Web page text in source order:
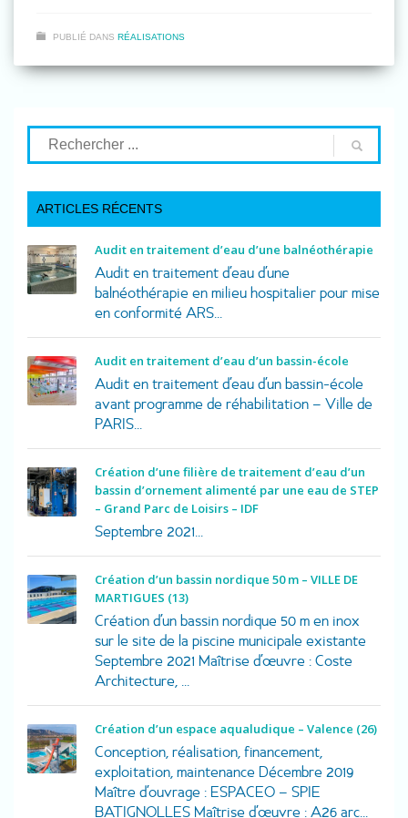
PUBLIÉ DANS RÉALISATIONS
ARTICLES RÉCENTS
Audit en traitement d’eau d’une balnéothérapie
Audit en traitement d’eau d’une
balnéothérapie en milieu hospitalier pour mise
en conformité ARS...
Audit en traitement d’eau d’un bassin-école
Audit en traitement d’eau d’un bassin-école
avant programme de réhabilitation – Ville de
PARIS...
Création d’une filière de traitement d’eau d’un
bassin d’ornement alimenté par une eau de STEP
– Grand Parc de Loisirs – IDF
Septembre 2021...
Création d’un bassin nordique 50 m – VILLE DE
MARTIGUES (13)
Création d’un bassin nordique 50 m en inox
sur le site de la piscine municipale existante
Septembre 2021 Maîtrise d’œuvre : Coste
Architecture, ...
Création d’un espace aqualudique – Valence (26)
Conception, réalisation, financement,
exploitation, maintenance Décembre 2019
Maître d’ouvrage : ESPACEO – SPIE
BATIGNOLLES Maîtrise d’œuvre : A26 arc...